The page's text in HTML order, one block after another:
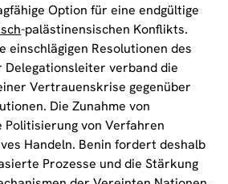
Option für eine endgültige
-palästinensischen Konflikts.
einschlägigen Resolutionen des
verband die
Vertrauenskrise gegenüber
Die Zunahme von
Politisierung von Verfahren
Handeln. Benin fordert deshalb
Prozesse und die Stärkung